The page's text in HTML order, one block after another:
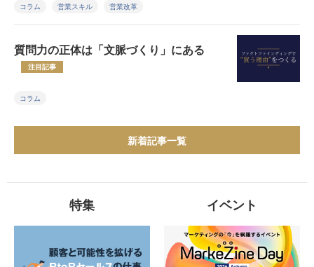
コラム 営業スキル 営業改革
質問力の正体は「文脈づくり」にある
注目記事
コラム
新着記事一覧
特集 イベント